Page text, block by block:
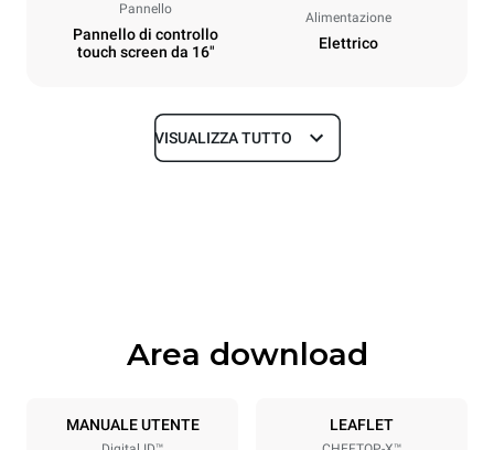
Pannello
Pannello di controllo
touch screen da 16"
Alimentazione
Elettrico
Dimensioni
Specifiche teglia
10 GN 2/1
VISUALIZZA TUTTO
Area download
MANUALE UTENTE LEAFLET